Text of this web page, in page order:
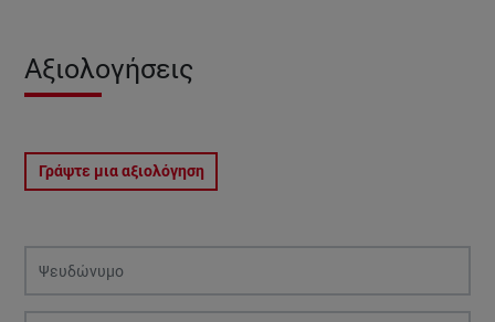
Αξιολογήσεις
Γράψτε μια αξιολόγηση